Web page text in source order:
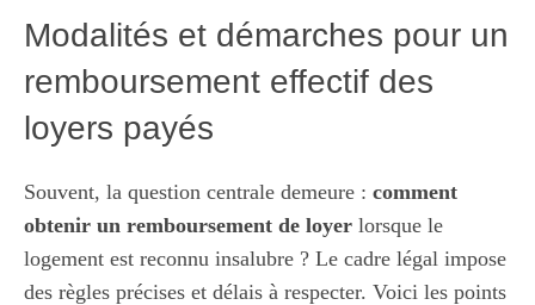
Modalités et démarches pour un
remboursement effectif des
loyers payés
Souvent, la question centrale demeure : comment
obtenir un remboursement de loyer lorsque le
logement est reconnu insalubre ? Le cadre légal impose
des règles précises et délais à respecter. Voici les points